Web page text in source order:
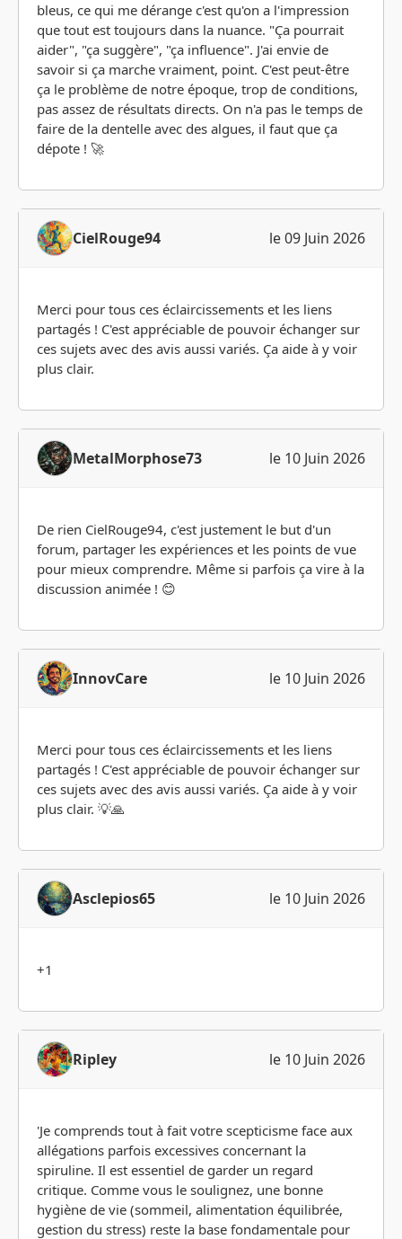
bleus, ce qui me dérange c'est qu'on a l'impression
que tout est toujours dans la nuance. "Ça pourrait
aider", "ça suggère", "ça influence". J'ai envie de
savoir si ça marche vraiment, point. C'est peut-être
ça le problème de notre époque, trop de conditions,
pas assez de résultats directs. On n'a pas le temps de
faire de la dentelle avec des algues, il faut que ça
dépote ! 🚀
CielRouge94 le 09 Juin 2026
Merci pour tous ces éclaircissements et les liens
partagés ! C'est appréciable de pouvoir échanger sur
ces sujets avec des avis aussi variés. Ça aide à y voir
plus clair.
MetalMorphose73 le 10 Juin 2026
De rien CielRouge94, c'est justement le but d'un
forum, partager les expériences et les points de vue
pour mieux comprendre. Même si parfois ça vire à la
discussion animée ! 😊
InnovCare le 10 Juin 2026
Merci pour tous ces éclaircissements et les liens
partagés ! C'est appréciable de pouvoir échanger sur
ces sujets avec des avis aussi variés. Ça aide à y voir
plus clair. 💡🙏
Asclepios65 le 10 Juin 2026
+1
Ripley le 10 Juin 2026
'Je comprends tout à fait votre scepticisme face aux
allégations parfois excessives concernant la
spiruline. Il est essentiel de garder un regard
critique. Comme vous le soulignez, une bonne
hygiène de vie (sommeil, alimentation équilibrée,
gestion du stress) reste la base fondamentale pour